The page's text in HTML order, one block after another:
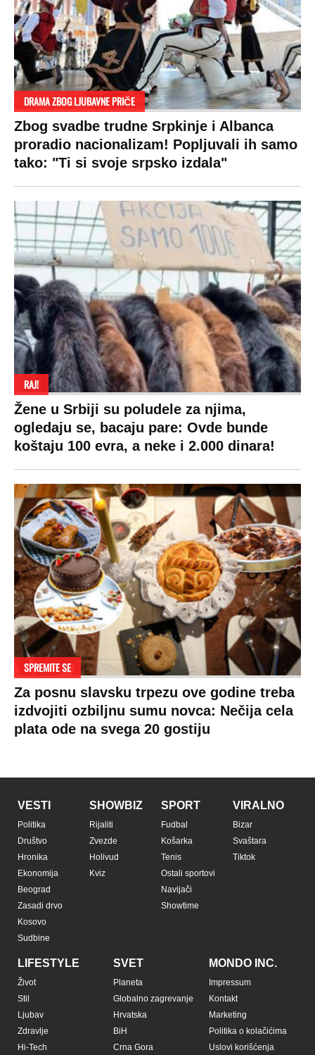
SPREMITE SE
Za posnu slavsku trpezu ove godine treba
izdvojiti ozbiljnu sumu novca: Nečija cela
plata ode na svega 20 gostiju
VESTI
Politika
Društvo
Hronika
Ekonomija
Beograd
Zasadi drvo
Kosovo
Sudbine
SHOWBIZ
Rijaliti
Zvezde
Holivud
Kviz
SPORT
Fudbal
Košarka
Tenis
Ostali sportovi
Navijači
Showtime
VIRALNO
Bizar
Svaštara
Tiktok
LIFESTYLE
Život
Zdravlje
Hi-Tech
Kultura
SVET
Planeta
Globalno zagrevanje
Hrvatska
BiH
Crna Gora
Makedonija
Auto
MONDO INC.
Impressum
Kontakt
Politika o kolačićima
Uslovi korišćenja
Politika privatnosti
Privacy policy
Terms of service
Prijatelji sajta
Pratite nas na: